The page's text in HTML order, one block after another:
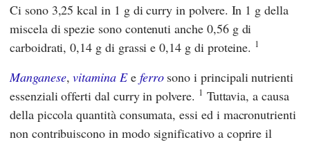
Ci sono 3,25 kcal in 1 g di curry in polvere. In 1 g della
miscela di spezie sono contenuti anche 0,56 g di
carboidrati, 0,14 g di grassi e 0,14 g di proteine. 1
Manganese,vitamina Ee ferrosono i principali nutrienti
essenziali offerti dal curry in polvere. 1 Tuttavia, a causa
della piccola quantità consumata, essi ed i macronutrienti
non contribuiscono in modo significativo a coprire il